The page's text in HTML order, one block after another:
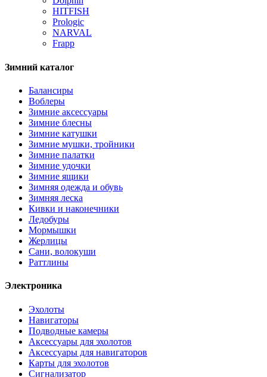
HITFISH
Prologic
NARVAL
Frapp
Зимний каталог
Балансиры
Воблеры
Зимние аксессуары
Зимние блесны
Зимние катушки
Зимние мушки, тройники
Зимние палатки
Зимние удочки
Зимние ящики
Зимняя одежда и обувь
Зимняя леска
Кивки и наконечники
Ледобуры
Мормышки
Жерлицы
Сани, волокуши
Раттлины
Электроника
Эхолоты
Навигаторы
Подводные камеры
Аксессуары для эхолотов
Аксессуары для навигаторов
Карты для эхолотов
Сигнализатор